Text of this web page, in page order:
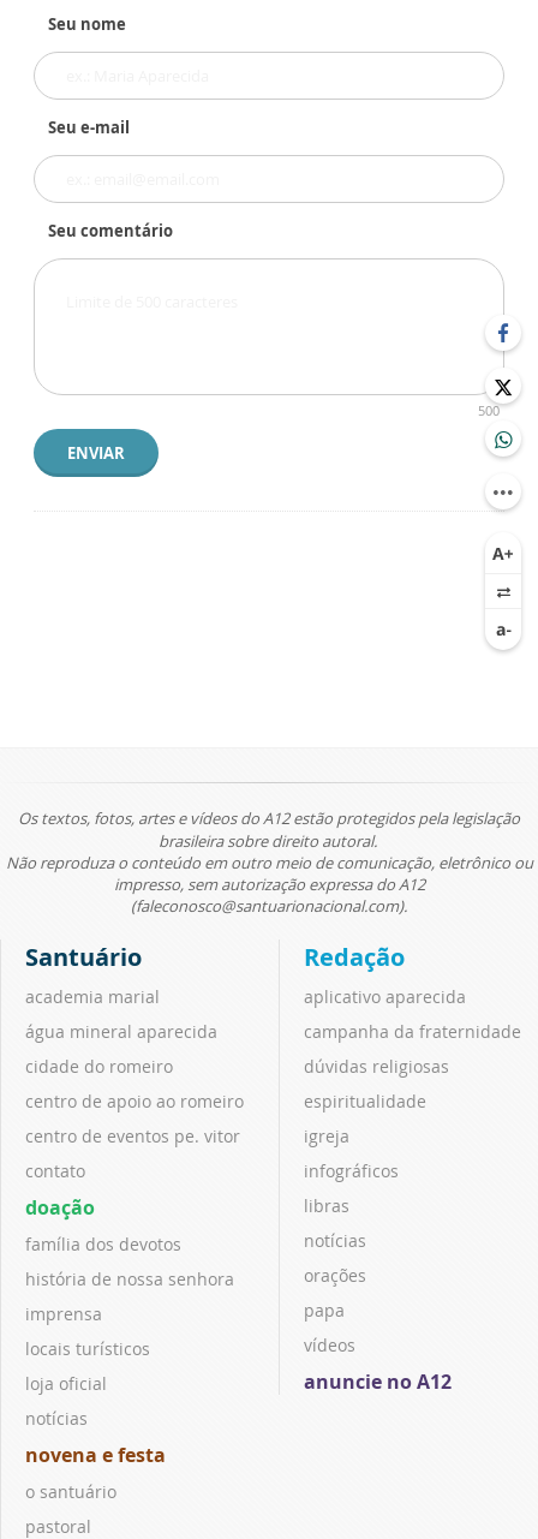
Seu nome
Seu e-mail
Seu comentário
500
ENVIAR
Os textos, fotos, artes e vídeos do A12 estão protegidos pela legislação
brasileira sobre direito autoral.
Não reproduza o conteúdo em outro meio de comunicação, eletrônico ou
impresso, sem autorização expressa do A12
(faleconosco@santuarionacional.com).
Santuário
academia marial
água mineral aparecida
cidade do romeiro
centro de apoio ao romeiro
centro de eventos pe. vitor
contato
doação
família dos devotos
história de nossa senhora
imprensa
locais turísticos
loja oficial
notícias
novena e festa
o santuário
pastoral
Redação
aplicativo aparecida
campanha da fraternidade
dúvidas religiosas
espiritualidade
igreja
infográficos
libras
notícias
orações
papa
vídeos
anuncie no A12